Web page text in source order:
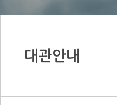
대관안내